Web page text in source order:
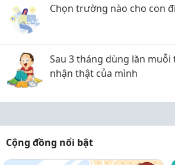
Chọn trường nào cho con
Sau 3 tháng dùng lăn muỗi
nhận thật của mình
Cộng đồng nổi bật